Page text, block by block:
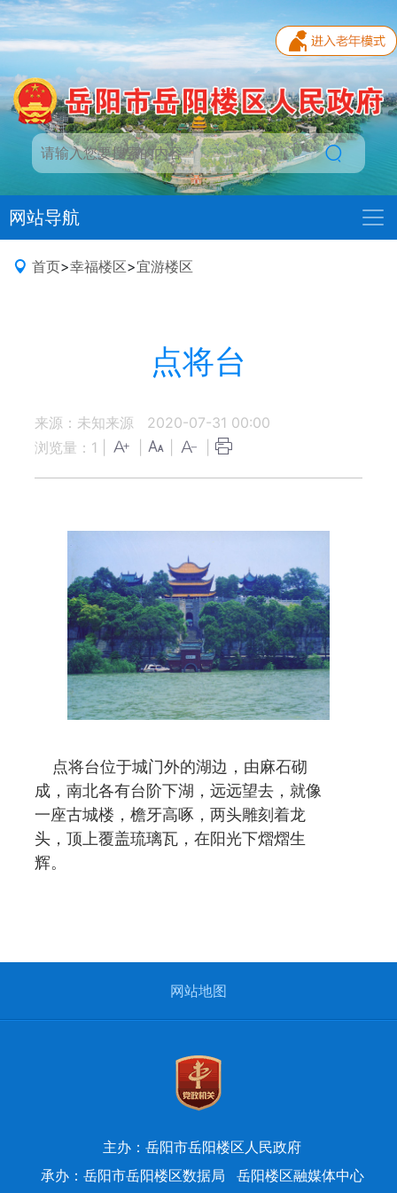
网站导航
首页>幸福楼区>宜游楼区
点将台
来源：未知来源
2020-07-31 00:00
浏览量： 1
点将台位于城门外的湖边，由麻石砌
成，南北各有台阶下湖，远远望去，就像
一座古城楼，檐牙高啄，两头雕刻着龙
头，顶上覆盖琉璃瓦，在阳光下熠熠生
辉。
网站地图
主办：岳阳市岳阳楼区人民政府
承办：岳阳市岳阳楼区数据局
岳阳楼区融媒体中心